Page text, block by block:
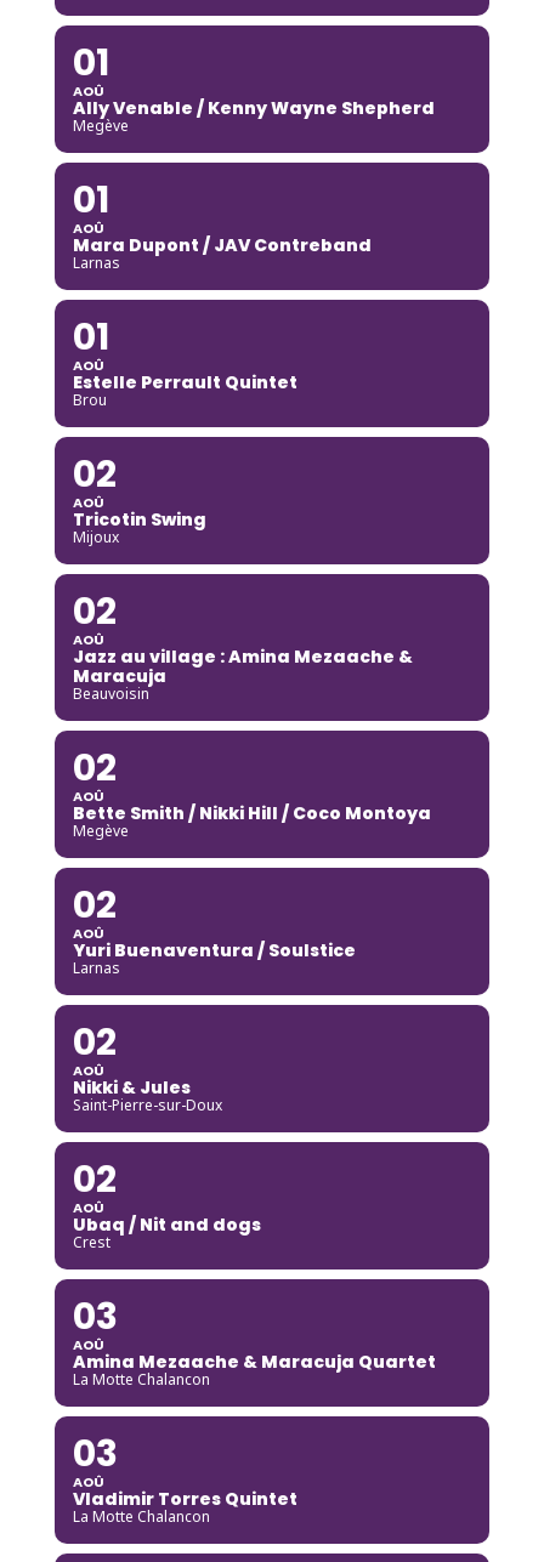
01
AOÛ
Ally Venable / Kenny Wayne Shepherd
Megève
01
AOÛ
Mara Dupont / JAV Contreband
Larnas
01
AOÛ
Estelle Perrault Quintet
Brou
02
AOÛ
Tricotin Swing
Mijoux
02
AOÛ
Jazz au village : Amina Mezaache &
Maracuja
Beauvoisin
02
AOÛ
Bette Smith / Nikki Hill / Coco Montoya
Megève
02
AOÛ
Yuri Buenaventura / Soulstice
Larnas
02
AOÛ
Nikki & Jules
Saint-Pierre-sur-Doux
02
AOÛ
Ubaq / Nit and dogs
Crest
03
AOÛ
Amina Mezaache & Maracuja Quartet
La Motte Chalancon
03
AOÛ
Vladimir Torres Quintet
La Motte Chalancon